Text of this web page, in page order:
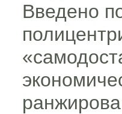
Введено